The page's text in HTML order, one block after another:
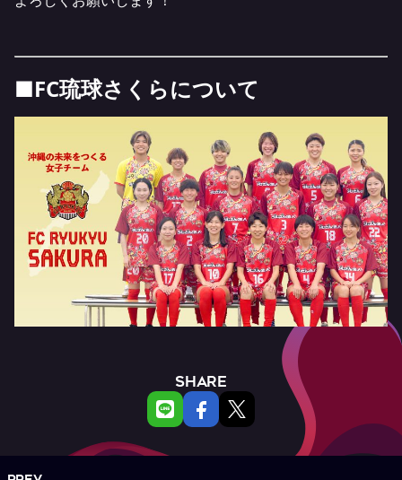
■FC琉球さくらについて
SHARE